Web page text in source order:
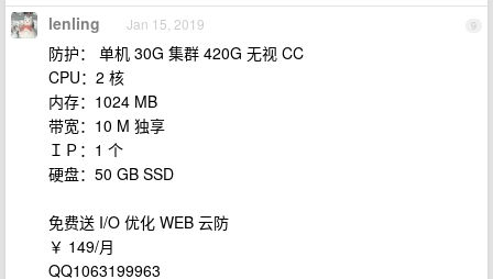
9
lenling Jan 15, 2019
防护： 单机 30G 集群 420G 无视 CC
CPU：2 核
内存：1024 MB
带宽：10 M 独享
ＩＰ：1 个
硬盘：50 GB SSD
免费送 I/O 优化 WEB 云防
￥ 149/月
QQ1063199963